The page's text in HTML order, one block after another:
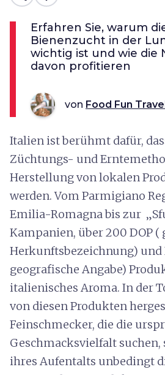
Erfahren Sie, warum
Bienenzucht in der
wichtig ist und wie die
davon profitieren
von Food Fun
Italien ist berühmt dafür,
Züchtungs- und
Herstellung von lokalen
werden. Vom Parmigiano
Emilia-Romagna bis zur
Kampanien, über 200 DOP (
Herkunftsbezeichnung) und
geografische Angabe)
italienisches Aroma. In der
von diesen Produkten
Feinschmecker, die die
Geschmacksvielfalt
ihres Aufentalts unbedingt